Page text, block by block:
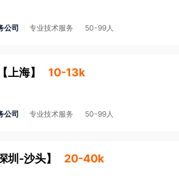
公司 专业技术服务 50-99人
【 上海】 10-13k
公司 专业技术服务 50-99人
圳-沙头】 20-40k